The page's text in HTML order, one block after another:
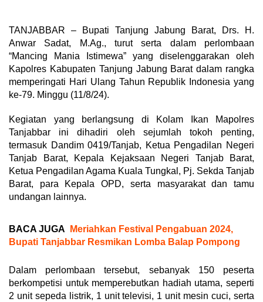
TANJABBAR – Bupati Tanjung Jabung Barat, Drs. H.
Anwar Sadat, M.Ag., turut serta dalam perlombaan
“Mancing Mania Istimewa” yang diselenggarakan oleh
Kapolres Kabupaten Tanjung Jabung Barat dalam rangka
memperingati Hari Ulang Tahun Republik Indonesia yang
ke-79. Minggu (11/8/24).
Kegiatan yang berlangsung di Kolam Ikan Mapolres
Tanjabbar ini dihadiri oleh sejumlah tokoh penting,
termasuk Dandim 0419/Tanjab, Ketua Pengadilan Negeri
Tanjab Barat, Kepala Kejaksaan Negeri Tanjab Barat,
Ketua Pengadilan Agama Kuala Tungkal, Pj. Sekda Tanjab
Barat, para Kepala OPD, serta masyarakat dan tamu
undangan lainnya.
BACA JUGA
Meriahkan Festival Pengabuan 2024,
Bupati Tanjabbar Resmikan Lomba Balap Pompong
Dalam perlombaan tersebut, sebanyak 150 peserta
berkompetisi untuk memperebutkan hadiah utama, seperti
2 unit sepeda listrik, 1 unit televisi, 1 unit mesin cuci, serta